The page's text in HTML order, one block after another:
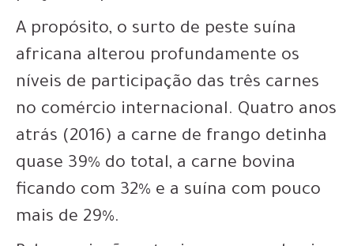
A propósito, o surto de peste suína
africana alterou profundamente os
níveis de participação das três carnes
no comércio internacional. Quatro anos
atrás (2016) a carne de frango detinha
quase 39% do total, a carne bovina
ficando com 32% e a suína com pouco
mais de 29%.